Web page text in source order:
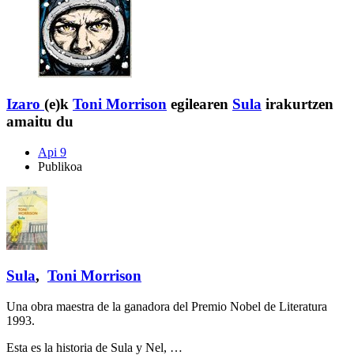
Izaro (e)k Toni Morrison egilearen Sula irakurtzen
amaitu du
Api 9
Publikoa
Sula, Toni Morrison
Una obra maestra de la ganadora del Premio Nobel de Literatura
1993.
Esta es la historia de Sula y Nel, …